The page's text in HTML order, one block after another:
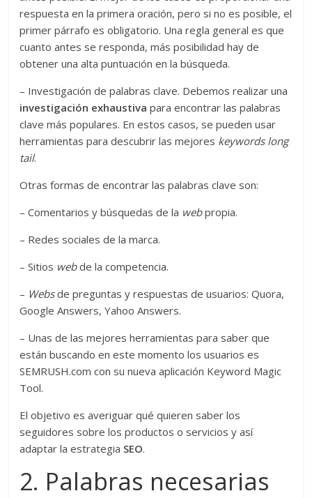
respuesta en la primera oración, pero si no es posible, el
primer párrafo es obligatorio. Una regla general es que
cuanto antes se responda, más posibilidad hay de
obtener una alta puntuación en la búsqueda.
– Investigación de palabras clave. Debemos realizar una
investigación exhaustiva para encontrar las palabras
clave más populares. En estos casos, se pueden usar
herramientas para descubrir las mejores keywords long
tail.
Otras formas de encontrar las palabras clave son:
– Comentarios y búsquedas de la webpropia.
– Redes sociales de la marca.
– Sitios webde la competencia.
– Websde preguntas y respuestas de usuarios: Quora,
Google Answers, Yahoo Answers.
– Unas de las mejores herramientas para saber que
están buscando en este momento los usuarios es
SEMRUSH.com con su nueva aplicación Keyword Magic
Tool.
El objetivo es averiguar qué quieren saber los
seguidores sobre los productos o servicios y así
adaptar la estrategia SEO.
2. Palabras necesarias